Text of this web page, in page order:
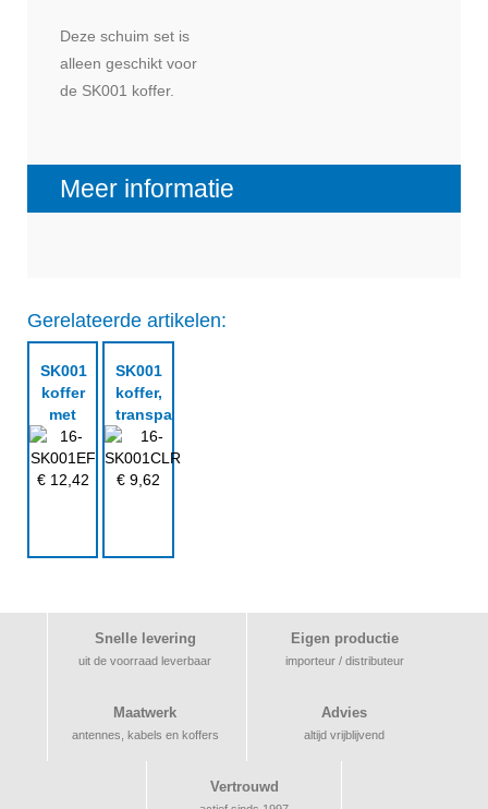
Deze schuim set is
alleen geschikt voor
de SK001 koffer.
Meer informatie
Gerelateerde artikelen:
SK001
koffer
met
noppenschuim
€ 12,42
SK001
koffer,
transparant
en
leeg
€ 9,62
Snelle levering
uit de voorraad leverbaar
Eigen productie
importeur / distributeur
Maatwerk
antennes, kabels en koffers
Advies
altijd vrijblijvend
Vertrouwd